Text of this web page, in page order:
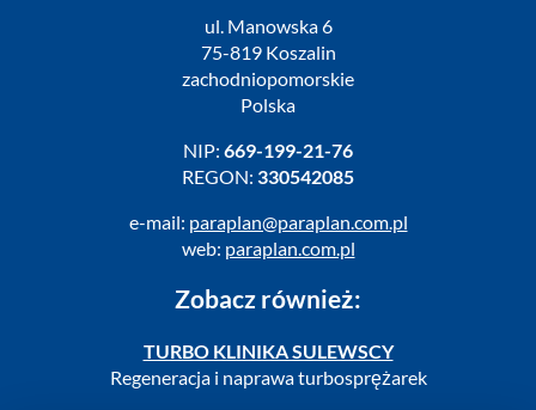
ul. Manowska 6
75-819 Koszalin
zachodniopomorskie
Polska
NIP: 669-199-21-76
REGON: 330542085
e-mail: paraplan@paraplan.com.pl
web: paraplan.com.pl
Zobacz również:
TURBO KLINIKA SULEWSCY
Regeneracja i naprawa turbosprężarek